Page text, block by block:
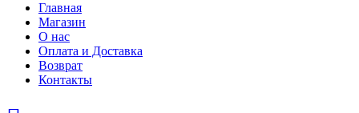
Главная
Магазин
О нас
Оплата и Доставка
Возврат
Контакты